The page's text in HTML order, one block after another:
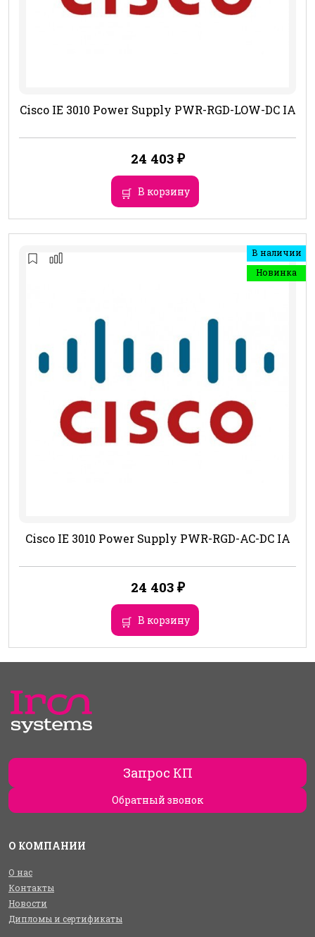
Cisco IE 3010 Power Supply PWR-RGD-LOW-DC IA
24 403 ₽
В корзину
В наличии
Новинка
Cisco IE 3010 Power Supply PWR-RGD-AC-DC IA
24 403 ₽
В корзину
Запрос КП
Обратный звонок
О КОМПАНИИ
О нас
Контакты
Новости
Дипломы и сертификаты